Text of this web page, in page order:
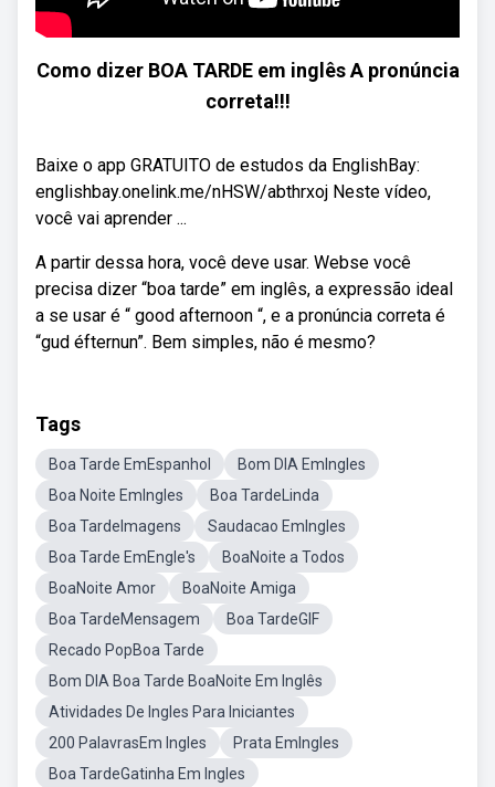
Como dizer BOA TARDE em inglês A pronúncia
correta!!!
Baixe o app GRATUITO de estudos da EnglishBay:
englishbay.onelink.me/nHSW/abthrxoj Neste vídeo,
você vai aprender ...
A partir dessa hora, você deve usar. Webse você
precisa dizer “boa tarde” em inglês, a expressão ideal
a se usar é “ good afternoon “, e a pronúncia correta é
“gud éfternun”. Bem simples, não é mesmo?
Tags
Boa Tarde EmEspanhol
Bom DIA EmIngles
Boa Noite EmIngles
Boa TardeLinda
Boa TardeImagens
Saudacao EmIngles
Boa Tarde EmEngle's
BoaNoite a Todos
BoaNoite Amor
BoaNoite Amiga
Boa TardeMensagem
Boa TardeGIF
Recado PopBoa Tarde
Bom DIA Boa Tarde BoaNoite Em Inglês
Atividades De Ingles Para Iniciantes
200 PalavrasEm Ingles
Prata EmIngles
Boa TardeGatinha Em Ingles